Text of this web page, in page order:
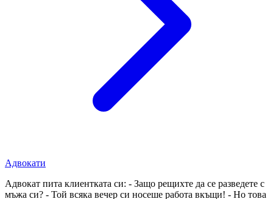
Адвокати
Адвокат пита клиентката си: - Защо рещихте да се разведете с
мъжа си? - Той всяка вечер си носеше работа вкъщи! - Но това